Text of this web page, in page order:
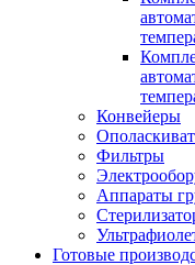
Конвейеры
Фильтры
Аппараты
Готовые